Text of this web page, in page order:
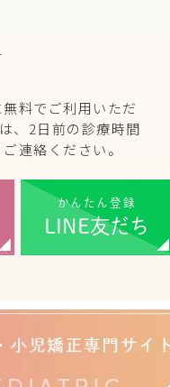
料でご利用いただ
、2日前の診療時間
連絡ください。
かんたん登録
LINE友だち